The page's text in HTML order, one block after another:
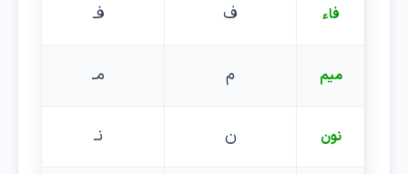
فاء ف فـ
میم م مـ
نون ن نـ